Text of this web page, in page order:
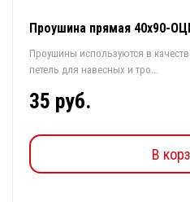
Проушина прямая 40х90-
Проушины используются в
петель для навесных и тро...
35 руб.
В